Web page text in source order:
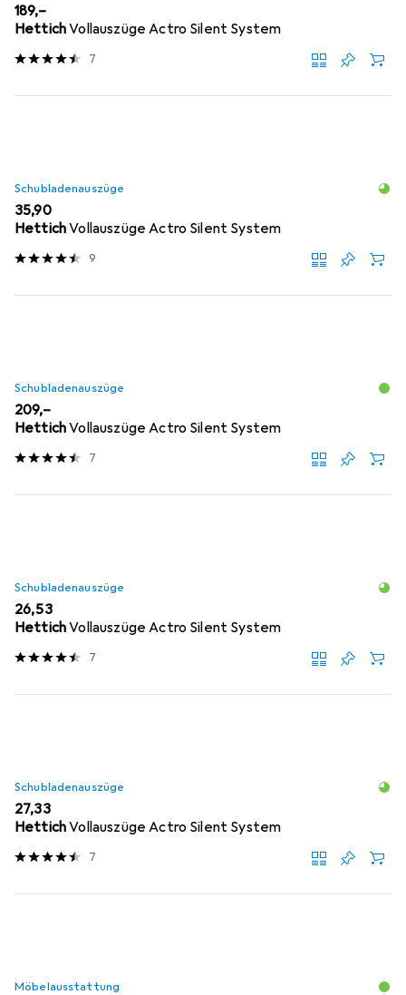
EUR
189,–
HettichVollauszüge Actro Silent System
7
Schubladenauszüge
EUR
35,90
HettichVollauszüge Actro Silent System
9
Schubladenauszüge
EUR
209,–
HettichVollauszüge Actro Silent System
7
Schubladenauszüge
EUR
26,53
HettichVollauszüge Actro Silent System
7
Schubladenauszüge
EUR
27,33
HettichVollauszüge Actro Silent System
7
Möbelausstattung